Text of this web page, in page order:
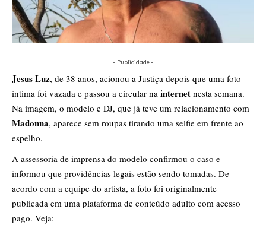
- Publicidade -
Jesus Luz, de 38 anos, acionou a Justiça depois que uma foto
íntima foi vazada e passou a circular na internet nesta semana.
Na imagem, o modelo e DJ, que já teve um relacionamento com
Madonna, aparece sem roupas tirando uma selfie em frente ao
espelho.
A assessoria de imprensa do modelo confirmou o caso e
informou que providências legais estão sendo tomadas. De
acordo com a equipe do artista, a foto foi originalmente
publicada em uma plataforma de conteúdo adulto com acesso
pago. Veja: